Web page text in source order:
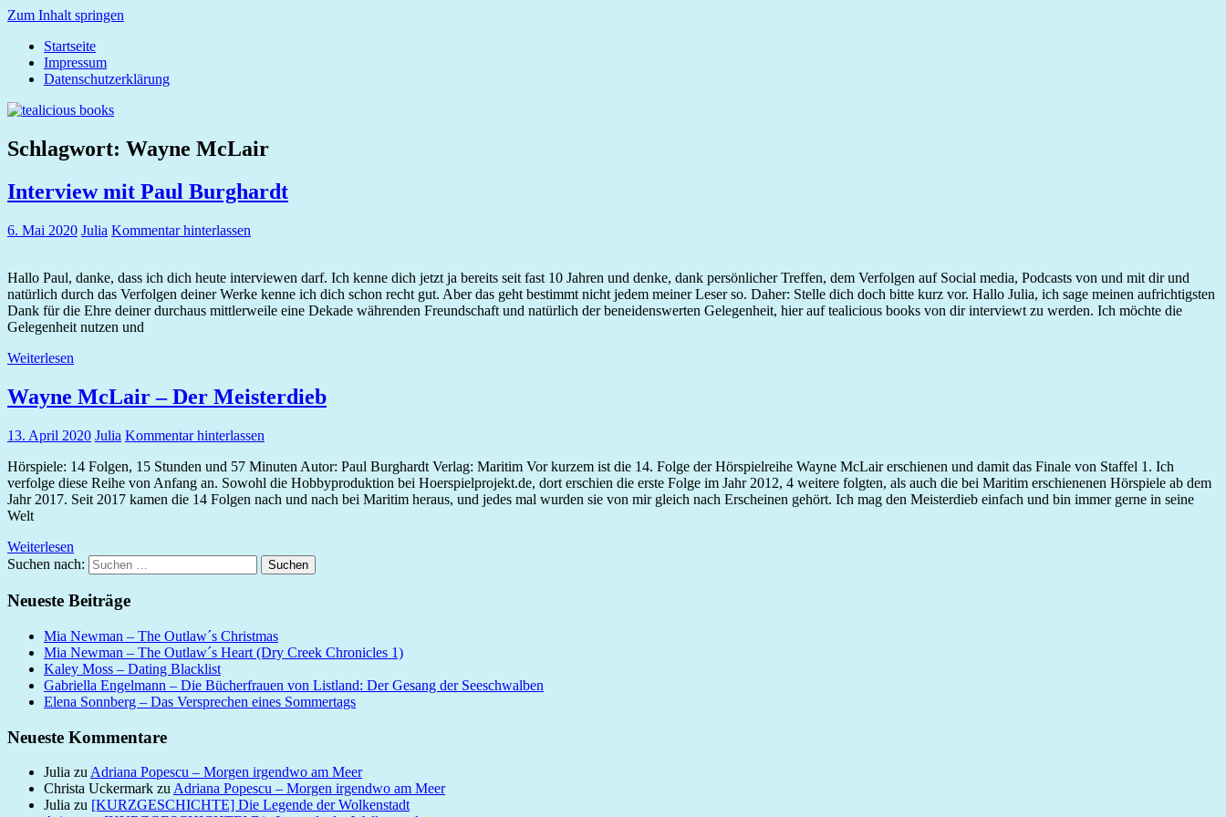
Zum Inhalt springen
tealicious
books
Startseite
Impressum
Datenschutzerklärung
Schlagwort: Wayne McLair
Interview mit Paul Burghardt
6. Mai 2020 Julia Kommentar hinterlassen
Hallo Paul, danke, dass ich dich heute interviewen darf. Ich kenne dich jetzt ja bereits seit fast 10 Jahren und denke, dank persönlicher Treffen, dem Verfolgen auf Social media, Podcasts von und mit dir und
natürlich durch das Verfolgen deiner Werke kenne ich dich schon recht gut. Aber das geht bestimmt nicht jedem meiner Leser so. Daher: Stelle dich doch bitte kurz vor. Hallo Julia, ich sage meinen aufrichtigsten
Dank für die Ehre deiner durchaus mittlerweile eine Dekade währenden Freundschaft und natürlich der beneidenswerten Gelegenheit, hier auf tealicious books von dir interviewt zu werden. Ich möchte die
Gelegenheit nutzen und
Weiterlesen
Wayne McLair – Der Meisterdieb
13. April 2020 Julia Kommentar hinterlassen
Hörspiele: 14 Folgen, 15 Stunden und 57 Minuten Autor: Paul Burghardt Verlag: Maritim Vor kurzem ist die 14. Folge der Hörspielreihe Wayne McLair erschienen und damit das Finale von Staffel 1. Ich
verfolge diese Reihe von Anfang an. Sowohl die Hobbyproduktion bei Hoerspielprojekt.de, dort erschien die erste Folge im Jahr 2012, 4 weitere folgten, als auch die bei Maritim erschienenen Hörspiele ab dem
Jahr 2017. Seit 2017 kamen die 14 Folgen nach und nach bei Maritim heraus, und jedes mal wurden sie von mir gleich nach Erscheinen gehört. Ich mag den Meisterdieb einfach und bin immer gerne in seine
Welt
Weiterlesen
Suchen nach:
Suchen
Neueste Beiträge
Mia Newman – The Outlaw´s Christmas
Mia Newman – The Outlaw´s Heart (Dry Creek Chronicles 1)
Kaley Moss – Dating Blacklist
Gabriella Engelmann – Die Bücherfrauen von Listland: Der Gesang der Seeschwalben
Elena Sonnberg – Das Versprechen eines Sommertags
Neueste Kommentare
Julia zuAdriana Popescu – Morgen irgendwo am Meer
Christa Uckermark zuAdriana Popescu – Morgen irgendwo am Meer
Julia zu [KURZGESCHICHTE] Die Legende der Wolkenstadt